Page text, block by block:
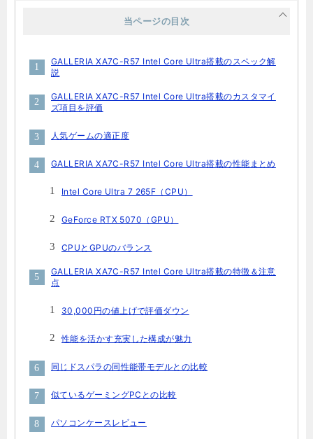
当ページの目次
GALLERIA XA7C-R57 Intel Core Ultra搭載のスペック解
説
GALLERIA XA7C-R57 Intel Core Ultra搭載のカスタマイ
ズ項目を評価
人気ゲームの適正度
GALLERIA XA7C-R57 Intel Core Ultra搭載の性能まとめ
Intel Core Ultra 7 265F（CPU）
GeForce RTX 5070（GPU）
CPUとGPUのバランス
GALLERIA XA7C-R57 Intel Core Ultra搭載の特徴＆注意
点
30,000円の値上げで評価ダウン
性能を活かす充実した構成が魅力
同じドスパラの同性能帯モデルとの比較
似ているゲーミングPCとの比較
パソコンケースレビュー